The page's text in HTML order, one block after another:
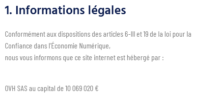
1. Informations légales
Conformément aux dispositions des articles 6-III et 19 de la loi pour la
Confiance dans l’Économie Numérique,
nous vous informons que ce site internet est hébergé par :
OVH SAS au capital de 10 069 020 €